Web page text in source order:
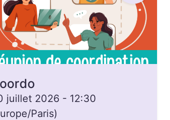
juillet 2026 - 12:30
Paris)